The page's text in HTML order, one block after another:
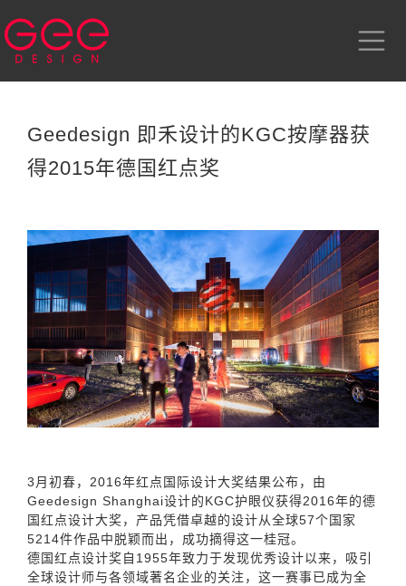
Geedesign 即禾设计的KGC按摩器获
得2015年德国红点奖
3月初春，2016年红点国际设计大奖结果公布，由
Geedesign Shanghai设计的KGC护眼仪获得2016年的德
国红点设计大奖，产品凭借卓越的设计从全球57个国家
5214件作品中脱颖而出，成功摘得这一桂冠。
德国红点设计奖自1955年致力于发现优秀设计以来，吸引
全球设计师与各领域著名企业的关注，这一赛事已成为全